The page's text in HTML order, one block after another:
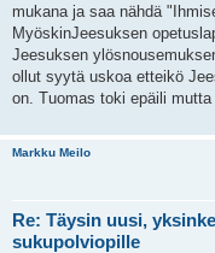
mukana ja saa nähdä
MyöskinJeesuksen
Jeesuksen
ollut syytä uskoa etteikö
on. Tuomas toki epäili mutta
Markku Meilo
Re: Täysin uusi,
sukupolviopille